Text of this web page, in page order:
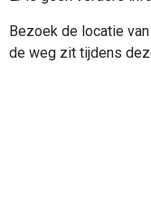
Bezoek de locatie
de weg zit tijdens